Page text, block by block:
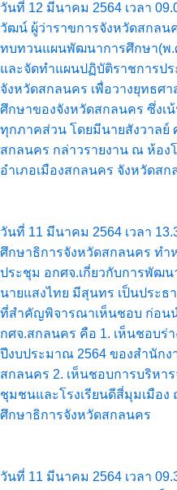
วันที่ 12 มีนาคม 2564 เวลา
วัฒน์ ผู้ว่าราขการจังหวัดสกลน
ทบทวนแผนพัฒนาการศึกษา(พ.
และจัดทำแผนปฏิบัติราชการป
จังหวัดสกลนคร เพื่อวางยุทธ
ศึกษาของจังหวัดสกลนคร ซึ่งเ
ทุกภาคส่วน โดยมีนายสังวาลย์
สกลนคร กล่าวรายงาน ณ ห้อง
อำเภอเมืองสกลนคร จังหวัดสก
วันที่ 11 มีนาคม 2564 เวลา
ศึกษาธิการจังหวัดสกลนคร ทำ
ประชุม อกศจ.เกี่ยวกับการพัฒน
นายแสงไทย มีสุนทร เป็นประธ
ที่สำคัญพิจารณาเห็นชอบ ก่อน
กศจ.สกลนคร คือ 1. เห็นชอบร่
ปีงบประมาณ 2564 ของสำนัก
สกลนคร 2. เห็นชอบการบริหา
ชุมชนและโรงเรียนดีสี่มุมเมือ
ศึกษาธิการจังหวัดสกลนคร
วันที่ 11 มีนาคม 2564 เวลา